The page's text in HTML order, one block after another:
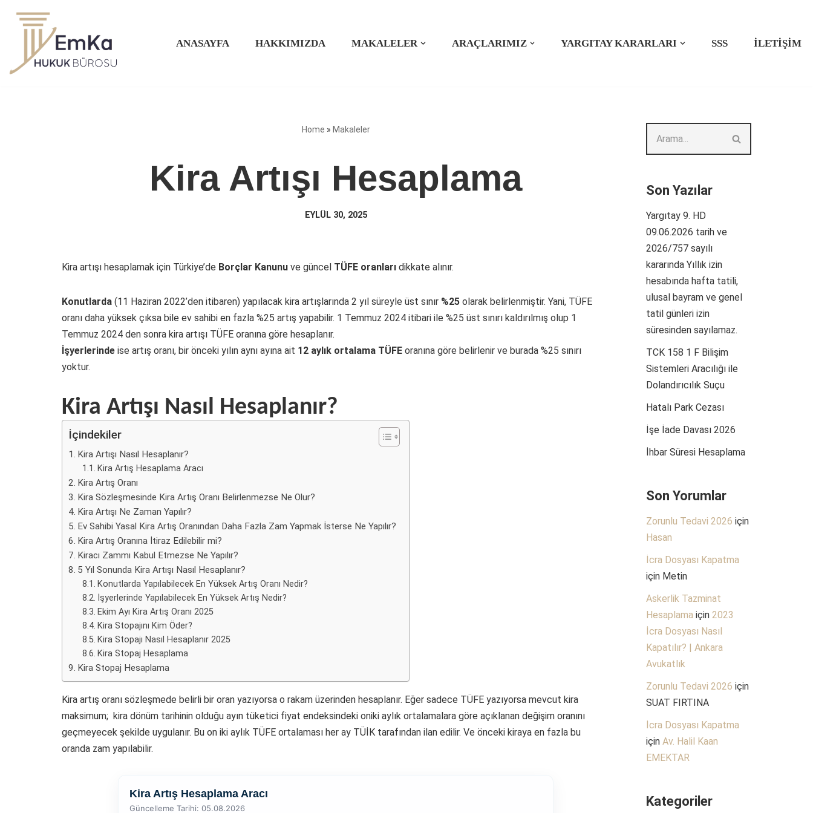
ANASAYFA HAKKIMIZDA MAKALELER ARAÇLARIMIZ YARGITAY KARARLARI SSS İLETIŞIM
Home » Makaleler
Kira Artışı Hesaplama
EYLÜL 30, 2025
Kira artışı hesaplamak için Türkiye’de Borçlar Kanunu ve güncel TÜFE oranları dikkate alınır.
Konutlarda (11 Haziran 2022’den itibaren) yapılacak kira artışlarında 2 yıl süreyle üst sınır %25 olarak belirlenmiştir. Yani, TÜFE
oranı daha yüksek çıksa bile ev sahibi en fazla %25 artış yapabilir. 1 Temmuz 2024 itibari ile %25 üst sınırı kaldırılmış olup 1
Temmuz 2024 den sonra kira artışı TÜFE oranına göre hesaplanır.
İşyerlerinde ise artış oranı, bir önceki yılın aynı ayına ait 12 aylık ortalama TÜFE oranına göre belirlenir ve burada %25 sınırı
yoktur.
Kira Artışı Nasıl Hesaplanır?
İçindekiler
Kira Artışı Nasıl Hesaplanır?
Kira Artış Hesaplama Aracı
Kira Artış Oranı
Kira Sözleşmesinde Kira Artış Oranı Belirlenmezse Ne Olur?
Kira Artışı Ne Zaman Yapılır?
Ev Sahibi Yasal Kira Artış Oranından Daha Fazla Zam Yapmak İsterse Ne Yapılır?
Kira Artış Oranına İtiraz Edilebilir mi?
Kiracı Zammı Kabul Etmezse Ne Yapılır?
5 Yıl Sonunda Kira Artışı Nasıl Hesaplanır?
Konutlarda Yapılabilecek En Yüksek Artış Oranı Nedir?
İşyerlerinde Yapılabilecek En Yüksek Artış Nedir?
Ekim Ayı Kira Artış Oranı 2025
Kira Stopajını Kim Öder?
Kira Stopajı Nasıl Hesaplanır 2025
Kira Stopaj Hesaplama
Kira Stopaj Hesaplama
Kira artış oranı sözleşmede belirli bir oran yazıyorsa o rakam üzerinden hesaplanır. Eğer sadece TÜFE yazıyorsa mevcut kira
maksimum; kira dönüm tarihinin olduğu ayın tüketici fiyat endeksindeki oniki aylık ortalamalara göre açıklanan değişim oranını
geçmeyecek şekilde uygulanır. Bu on iki aylık TÜFE ortalaması her ay TÜİK tarafından ilan edilir. Ve önceki kiraya en fazla bu
oranda zam yapılabilir.
Kira Artış Hesaplama Aracı
Güncelleme Tarihi: 05.08.2026
Son Yazılar
Yargıtay 9. HD
09.06.2026 tarih ve
2026/757 sayılı
kararında Yıllık izin
hesabında hafta tatili,
ulusal bayram ve genel
tatil günleri izin
süresinden sayılamaz.
TCK 158 1 F Bilişim
Sistemleri Aracılığı ile
Dolandırıcılık Suçu
Hatalı Park Cezası
İşe İade Davası 2026
İhbar Süresi Hesaplama
Son Yorumlar
Zorunlu Tedavi 2026 için
Hasan
İcra Dosyası Kapatma
için Metin
Askerlik Tazminat
Hesaplama için 2023
İcra Dosyası Nasıl
Kapatılır? | Ankara
Avukatlık
Zorunlu Tedavi 2026 için
SUAT FIRTINA
İcra Dosyası Kapatma
için Av. Halil Kaan
EMEKTAR
Kategoriler